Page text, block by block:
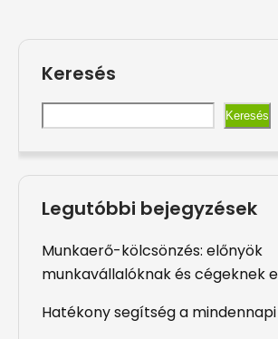
Keresés
Keresés
Legutóbbi bejegyzések
Munkaerő-kölcsönzés: előnyök
munkavállalóknak és cégeknek
Hatékony segítség a